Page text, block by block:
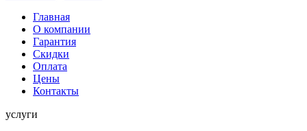
Главная
О компании
Гарантия
Скидки
Оплата
Цены
Контакты
услуги